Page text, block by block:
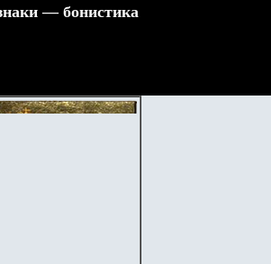
— бонистика